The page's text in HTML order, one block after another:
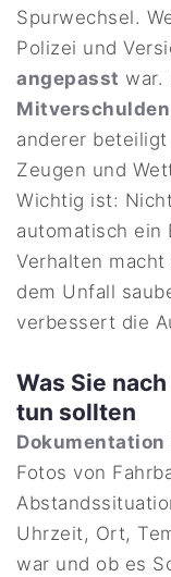
Spurwechsel.
Polizei und
angepasst war.
Mitverschulden
anderer
Zeugen und
Wichtig ist:
automatisch ein
Verhalten
dem Unfall
verbessert die
Was Sie
tun sollten
Dokumentation
Fotos von
Uhrzeit, Ort,
war und ob es